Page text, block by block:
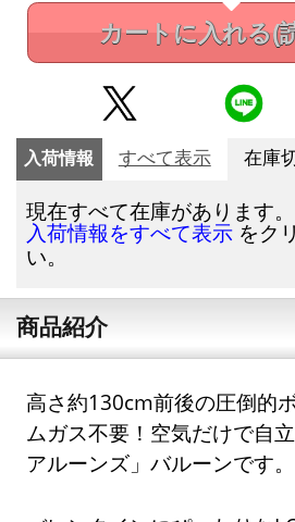
カートに入れる(
入荷情報 すべて表示 在庫
現在すべて在庫があります。
入荷情報をすべて表示 をク
い。
商品紹介
高さ約130cm前後の圧倒的
ムガス不要！空気だけで自
アルーンズ」バルーンです。